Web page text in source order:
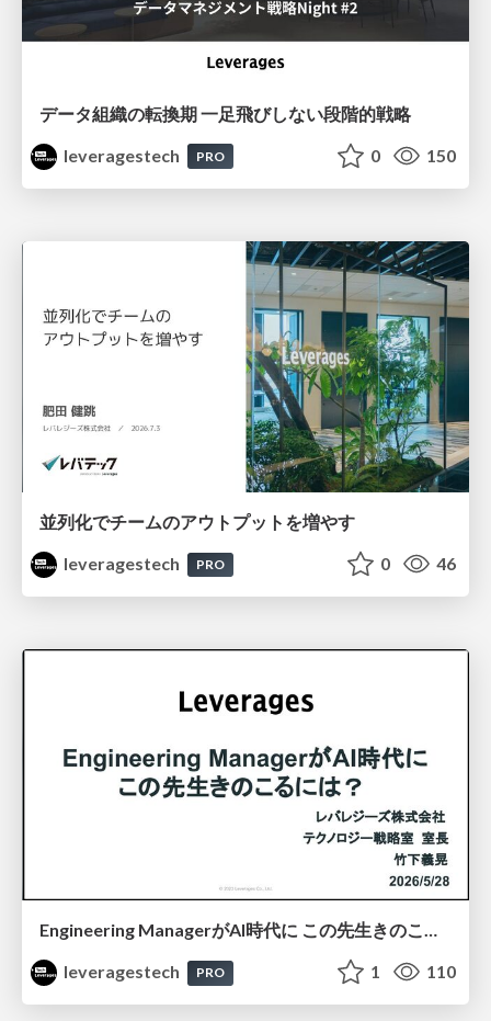
データ組織の転換期 一足飛びしない段階的戦略
leveragestech
PRO 0 150
並列化でチームのアウトプットを増やす
leveragestech
PRO 0 46
Engineering ManagerがAI時代に この先生きのこるには？
leveragestech
PRO 1 110